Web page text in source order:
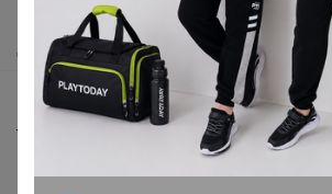
Как получить?
Доставка
Шоурумы
Торговые марки
Наша команда